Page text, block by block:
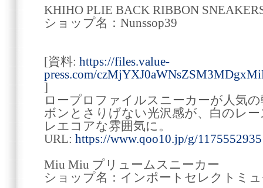
KHIHO PLIE BACK RIBBON
ショップ名：Nunssop39
[資料: https://files.value-
press.com/
]
ロープロファイルスニーカーが人気
ボンとさりげない光沢感が、白のレ
レエコアな雰囲気に。
URL: https://www.qoo10.jp/g/1175552935
Miu Miu プリュームスニーカー
ショップ名：インポートセレクトミ